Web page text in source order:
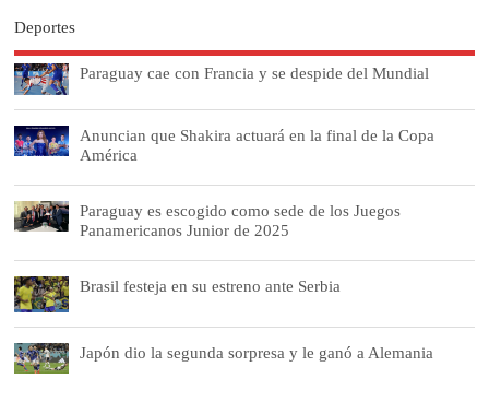
Deportes
Paraguay cae con Francia y se despide del Mundial
Anuncian que Shakira actuará en la final de la Copa
América
Paraguay es escogido como sede de los Juegos
Panamericanos Junior de 2025
Brasil festeja en su estreno ante Serbia
Japón dio la segunda sorpresa y le ganó a Alemania